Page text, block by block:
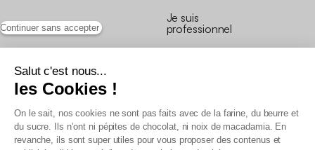
Continuer sans accepter
Salut c'est nous...
les Cookies !
On le sait, nos cookies ne sont pas faits avec de la farine, du beurre et
du sucre. Ils n’ont ni pépites de chocolat, ni noix de macadamia. En
revanche, ils sont super utiles pour vous proposer des contenus et
Je suis
professionnel
Conditions générales de vente
Conditions générales du programme de fidélité
Charte de données personnelles